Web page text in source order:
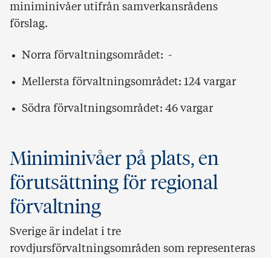
miniminivåer utifrån samverkansrådens
förslag.
Norra förvaltningsområdet: -
Mellersta förvaltningsområdet: 124 vargar
Södra förvaltningsområdet: 46 vargar
Miniminivåer på plats, en
förutsättning för regional
förvaltning
Sverige är indelat i tre
rovdjursförvaltningsområden som representeras